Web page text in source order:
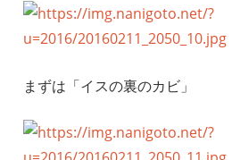
まずは「イスの裏のカビ」